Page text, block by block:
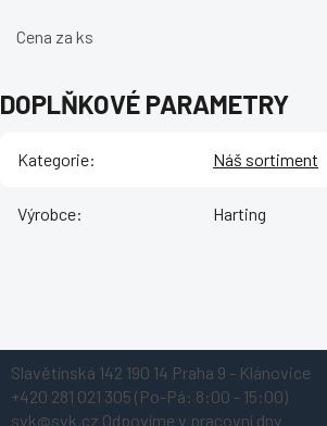
Cena za ks
DOPLŇKOVÉ PARAMETRY
Kategorie: Náš sortiment
Výrobce: Harting
Slavětínská 142 190 14 Praha 9 - Klánovice
+420 281 021 305 (Po-Pá: 8:00 - 15:00)
svk@svk.cz Odpovíme v pracovní dny